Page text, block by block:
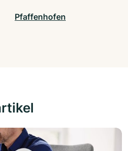
Pfaffenhofen